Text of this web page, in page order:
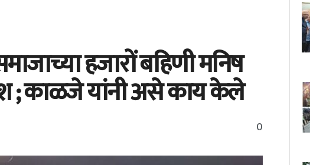
हजारों बहिणी मनिष
; काळजे यांनी असे काय केले
0